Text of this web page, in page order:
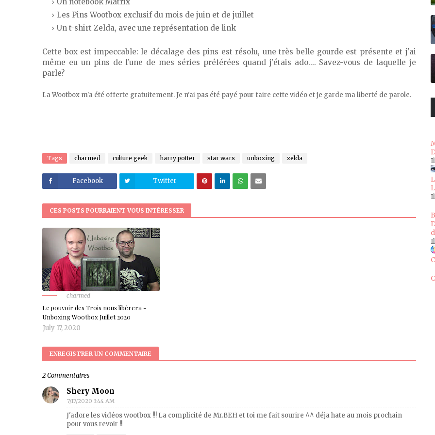
Les Pins Wootbox exclusif du mois de juin et de juillet
Un t-shirt Zelda, avec une représentation de link
Cette box est impeccable: le décalage des pins est résolu, une très belle gourde est présente et j'ai
même eu un pins de l'une de mes séries préférées quand j'étais ado.... Savez-vous de laquelle je
parle?
La Wootbox m'a été offerte gratuitement. Je n'ai pas été payé pour faire cette vidéo et je garde ma liberté de parole.
Tags charmed culture geek harry potter star wars unboxing zelda
Facebook Twitter
CES POSTS POURRAIENT VOUS INTÉRESSER
charmed
Le pouvoir des Trois nous libérera -
Unboxing Wootbox Juillet 2020
July 17, 2020
ENREGISTRER UN COMMENTAIRE
2 Commentaires
Shery Moon
7/17/2020 3:44 AM
J'adore les vidéos wootbox !!! La complicité de Mr.BEH et toi me fait sourire ^^ déja hate au mois prochain
pour vous revoir !!